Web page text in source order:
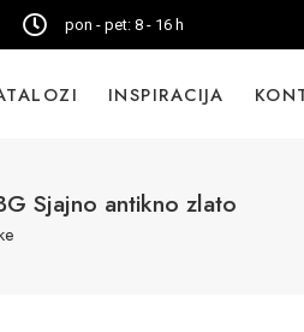
pon - pet: 8 - 16 h
INSPIRACIJA
Sjajno antikno zlato